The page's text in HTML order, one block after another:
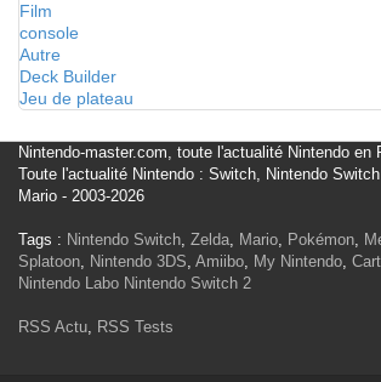
Film
console
Autre
Deck Builder
Jeu de plateau
Nintendo-master.com, toute l'actualité Nintendo en
Toute l'actualité Nintendo : Switch, Nintendo
Mario - 2003-2026
Tags : Nintendo Switch, Zelda, Mario, Pokémon,
Splatoon, Nintendo 3DS, Amiibo, My Nintendo,
Nintendo Labo Nintendo Switch 2
RSS Actu, RSS Tests